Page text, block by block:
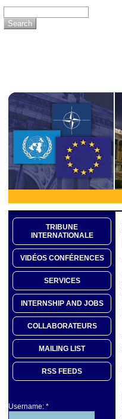
TRIBUNE
INTERNATIONALE
VIDÉOS CONFÉRENCES
SERVICES
INTERNSHIP AND JOBS
COLLABORATEURS
MAILING LIST
RSS FEEDS
Username: *